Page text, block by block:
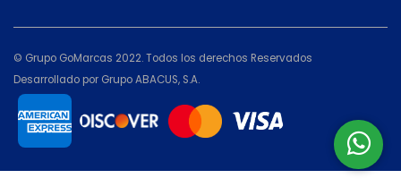
© Grupo GoMarcas 2022. Todos los derechos Reservados
Desarrollado por Grupo ABACUS, S.A.